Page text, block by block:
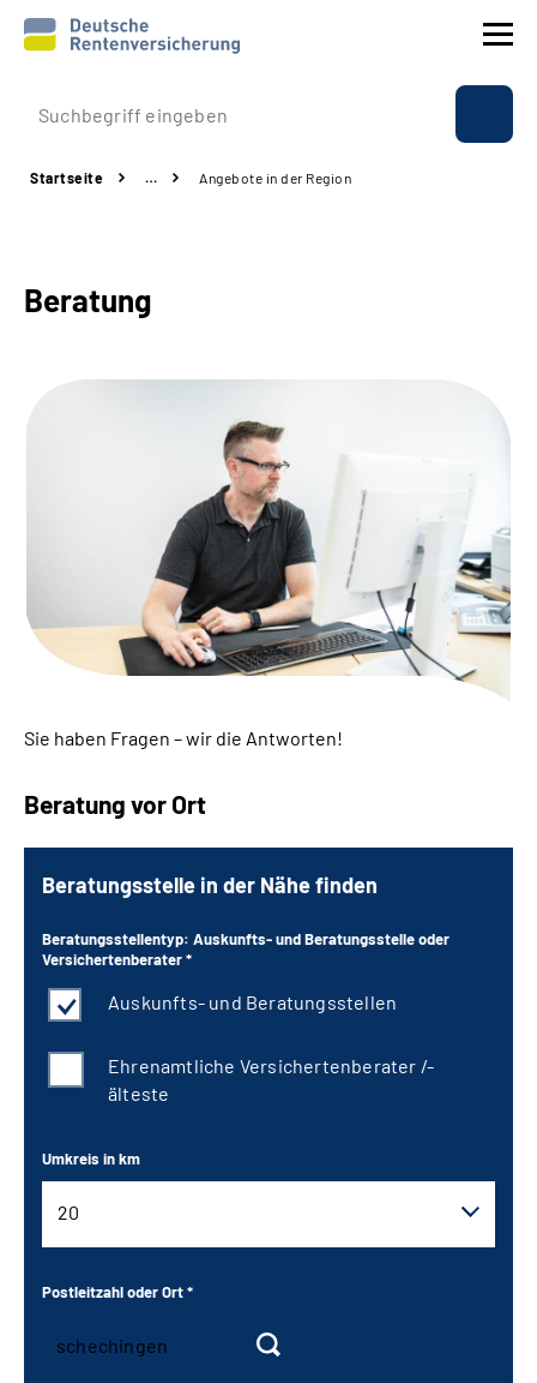
Prävention
Language
Mein Kundenportal
Startseite … Angebote in der Region
Beratung
Sie haben Fragen – wir die Antworten!
Beratung vor Ort
Beratungsstelle in der Nähe finden
Beratungsstellentyp: Auskunfts- und Beratungsstelle oder
Versichertenberater *
Auskunfts- und Beratungsstellen
Ehrenamtliche Versichertenberater /-
älteste
Umkreis in km
20
Postleitzahl oder Ort *